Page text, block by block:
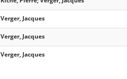
Verger, Jacques
Verger, Jacques
Verger, Jacques